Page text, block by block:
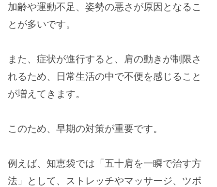
加齢や運動不足、姿勢の悪さが原因となるこ
とが多いです。
また、症状が進行すると、肩の動きが制限さ
れるため、日常生活の中で不便を感じること
が増えてきます。
このため、早期の対策が重要です。
例えば、知恵袋では「五十肩を一瞬で治す方
法」として、ストレッチやマッサージ、ツボ